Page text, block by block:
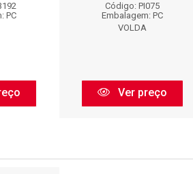
PC
Código: PI075
Embalagem: PC
VOLDA
Ver preço